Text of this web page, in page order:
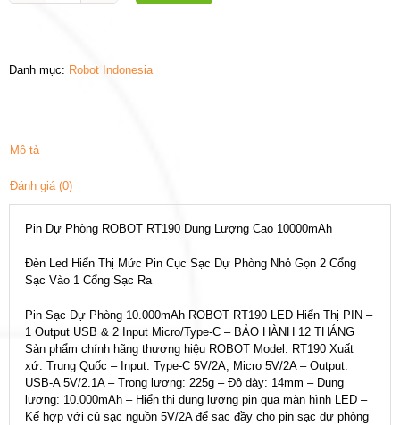
chính
Danh mục: Robot Indonesia
Mô tả
Đánh giá (0)
Pin Dự Phòng ROBOT RT190 Dung Lượng Cao 10000mAh
Đèn Led Hiển Thị Mức Pin Cục Sạc Dự Phòng Nhỏ Gọn 2 Cổng
Sạc Vào 1 Cổng Sạc Ra
Pin Sạc Dự Phòng 10.000mAh ROBOT RT190 LED Hiển Thị PIN –
1 Output USB & 2 Input Micro/Type-C – BẢO HÀNH 12 THÁNG
Sản phẩm chính hãng thương hiệu ROBOT Model: RT190 Xuất
xứ: Trung Quốc – Input: Type-C 5V/2A, Micro 5V/2A – Output:
USB-A 5V/2.1A – Trọng lượng: 225g – Độ dày: 14mm – Dung
lượng: 10.000mAh – Hiển thị dung lượng pin qua màn hình LED –
Kế hợp với củ sạc nguồn 5V/2A để sạc đầy cho pin sạc dự phòng